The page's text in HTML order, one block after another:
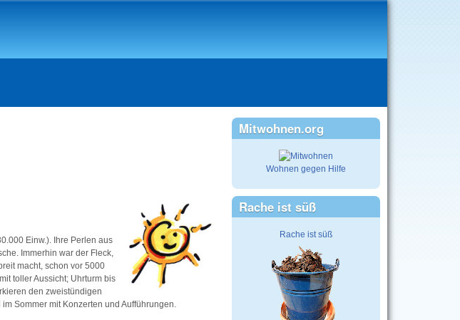
Einw.). Ihre Perlen aus
Immerhin war der Fleck,
macht, schon vor 5000
toller Aussicht; Uhrturm bis
den zweistündigen
Sommer mit Konzerten und Aufführungen.
Mitwohnen.org
Wohnen gegen Hilfe
Rache ist süß
Rache ist süß